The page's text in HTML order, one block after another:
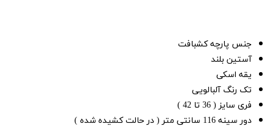
جنس پارچه کشبافت
آستین بلند
یقه اسکی
تک رنگ آلبالویی
فری سایز ( 36 تا 42 )
دور سینه 116 سانتی متر ( در حالت کشیده شده )